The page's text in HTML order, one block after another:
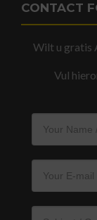
CONTACT
Wilt u gratis
Vul